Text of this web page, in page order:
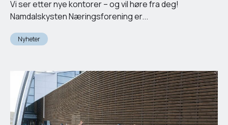
Vi ser etter nye kontorer – og vil høre fra deg!
Namdalskysten Næringsforening er...
Nyheter